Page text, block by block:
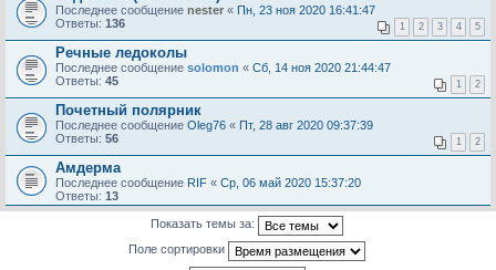
Последнее сообщение nester « Пн, 23 ноя 2020 16:41:47
Ответы: 136 1 2 3 4 5
Речные ледоколы
Последнее сообщение solomon « Сб, 14 ноя 2020 21:44:47
Ответы: 45 1 2
Почетный полярник
Последнее сообщение Oleg76 « Пт, 28 авг 2020 09:37:39
Ответы: 56 1 2
Амдерма
Последнее сообщение RIF « Ср, 06 май 2020 15:37:20
Ответы: 13
Показать темы за:
Поле сортировки